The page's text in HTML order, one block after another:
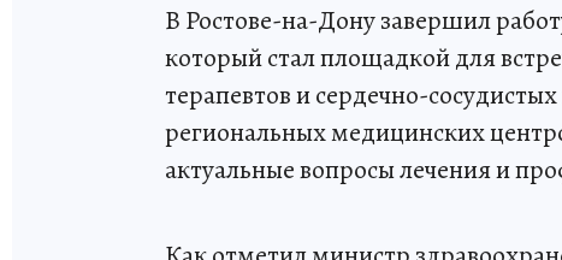
В Ростове-на-Дону завершил
который стал площадкой для
терапевтов и сердечно-
региональных медицинских
актуальные вопросы лечения и